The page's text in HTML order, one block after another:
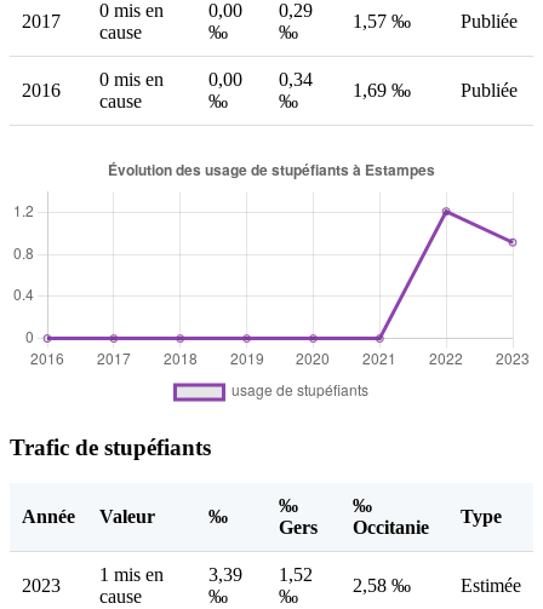
2017
0 mis en
cause
0,00
‰
0,29
‰
1,57 ‰ Publiée
2016
0 mis en
cause
0,00
‰
0,34
‰
1,69 ‰ Publiée
Trafic de stupéfiants
Année Valeur ‰
‰
Gers
‰
Occitanie
Type
2023
1 mis en
cause
3,39
‰
1,52
‰
2,58 ‰ Estimée